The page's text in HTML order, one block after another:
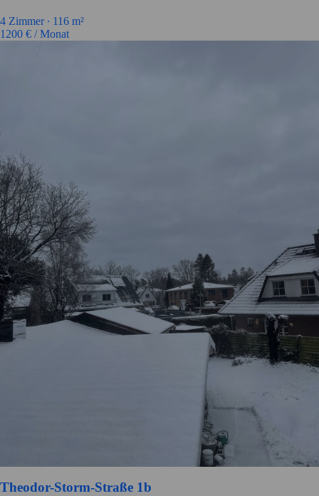
4 Zimmer ∙ 116 m²
1200 € / Monat
Theodor-Storm-Straße 1b